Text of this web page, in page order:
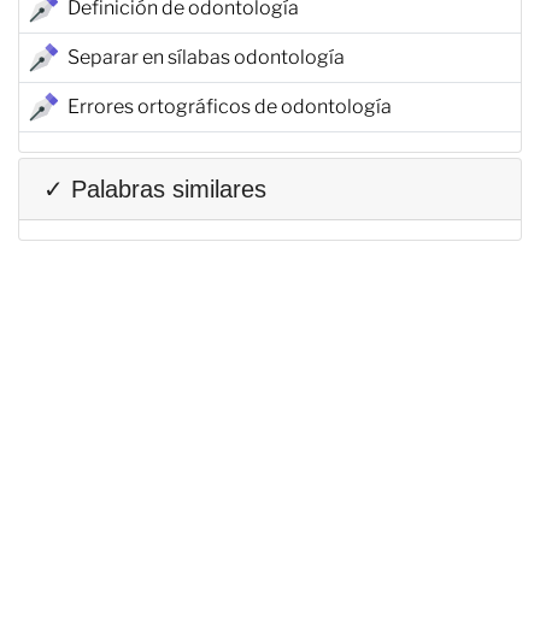
Definición de odontología
Separar en sílabas odontología
Errores ortográficos de odontología
✓ Palabras similares